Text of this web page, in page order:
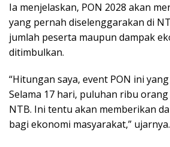
Ia menjelaskan, PON 2028 akan
yang pernah diselenggarakan di
jumlah peserta maupun dampak
ditimbulkan.
“Hitungan saya, event PON ini
Selama 17 hari, puluhan ribu
NTB. Ini tentu akan memberikan
bagi ekonomi masyarakat,” ujarnya.